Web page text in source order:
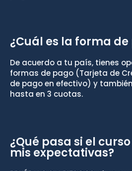
¿Cuál es la forma
De acuerdo a tu país, tienes
formas de pago (Tarjeta de
de pago en efectivo) y
hasta en 3 cuotas.
¿Qué pasa si el
mis expectativas?